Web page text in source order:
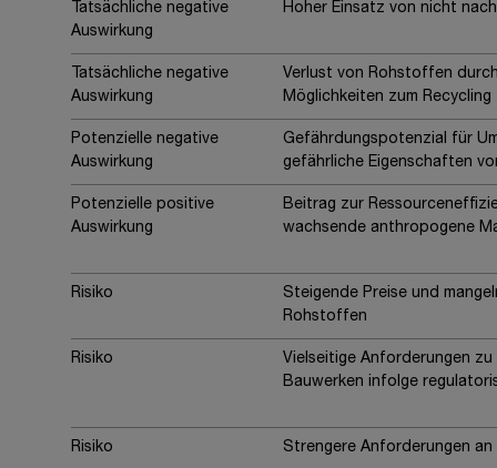
Tatsächliche negative
Auswirkung
Hoher Einsatz von nicht
Tatsächliche negative
Auswirkung
Verlust von Rohstoffen
Möglichkeiten zum Recycling
Potenzielle negative
Auswirkung
Gefährdungspotenzial für
gefährliche Eigenschaften
Potenzielle positive
Auswirkung
Beitrag zur
wachsende anthropogene
Risiko
Steigende Preise und
Rohstoffen
Risiko
Vielseitige Anforderungen
Bauwerken infolge
Risiko Strengere Anforderungen